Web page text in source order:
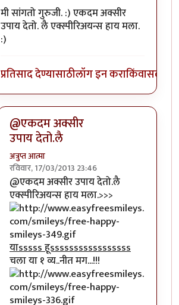
मी सांगतो गुरुजी. :) एकदम अक्सीर
उपाय देतो. लै एक्स्पीरिअयन्स हाय मला.
:)
प्रतिसाद देण्यासाठीलॉग इन कराकिंवासदस्य
@एकदम अक्सीर
उपाय देतो.लै
अत्रुप्त आत्मा
रविवार, 17/03/2013 23:46
In reply toमै हूं नाbyअभ्या..
@एकदम अक्सीर उपाय देतो.लै
एक्स्पीरिअयन्स हाय मला.>>>
याsssss हूsssssssssssssssss
चला या १ व्य..नीत मग...!!!